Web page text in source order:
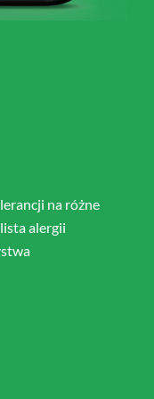
na różne
alergii